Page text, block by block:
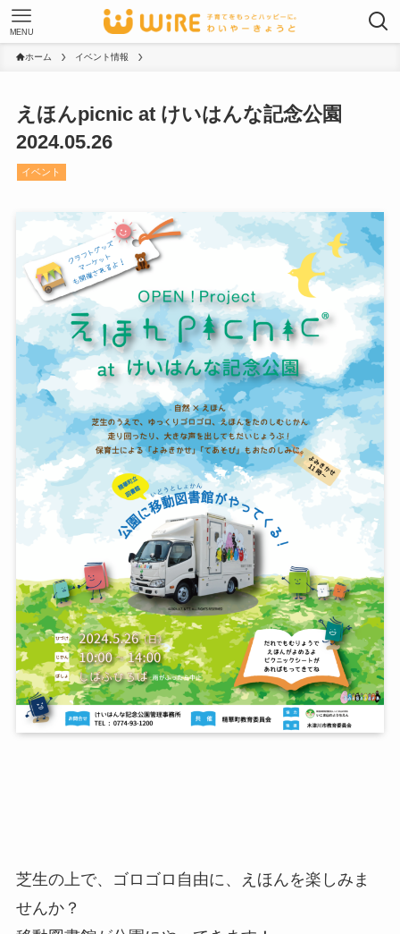
MENU
ホーム イベント情報
えほんpicnic at けいはんな記念公園
2024.05.26
イベント
芝生の上で、ゴロゴロ自由に、えほんを楽しみま
せんか？